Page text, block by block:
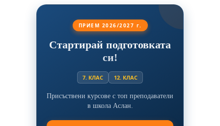
ПРИЕМ 2026/2027 г.
Стартирай подготовката
си!
7. КЛАС 12. КЛАС
Присъствени курсове с топ преподаватели
в школа Аслан.